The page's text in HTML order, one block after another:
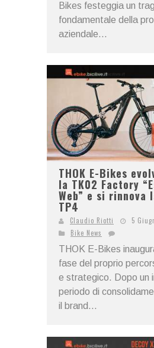
Bikes festeggia un
fondamentale della
aziendale...
THOK E-Bikes
la TK02 Factory
Web” e si rinnova
TP4
Claudio Riotti
5
Bike News
THOK E-Bikes
fase del proprio
e strategico. Dopo un
periodo di
il brand...